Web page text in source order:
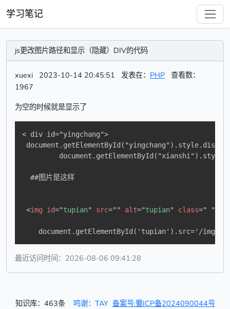
学习笔记
js更改图片路径和显示（隐藏）DIV的代码
xuexi 2023-10-14 20:45:51 发表在： PHP 查看数：
1967
为空的时候就是显示了
< div id="yingchang">
  ##图片是这样
<img id="tupian" src=" " alt="tupian" class=" "
document.getElementById('tupian').src='/img/
最近访问时间：2026-08-06 09:41:28
知识库：463条 鸣谢：TAY 备案号:蜀ICP备2024090044号